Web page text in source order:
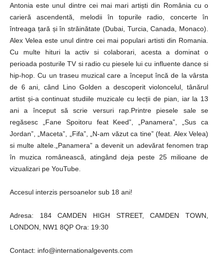
Antonia este unul dintre cei mai mari artiști din România cu o
carieră ascendentă, melodii în topurile radio, concerte în
întreaga țară și în străinătate (Dubai, Turcia, Canada, Monaco).
Alex Velea este unul dintre cei mai populari artisti din Romania.
Cu multe hituri la activ si colaborari, acesta a dominat o
perioada posturile TV si radio cu piesele lui cu influente dance si
hip-hop. Cu un traseu muzical care a început încă de la vârsta
de 6 ani, când Lino Golden a descoperit violoncelul, tânărul
artist și-a continuat studiile muzicale cu lecții de pian, iar la 13
ani a început să scrie versuri rap.Printre piesele sale se
regăsesc „Fane Spoitoru feat Keed”, „Panamera”, „Sus ca
Jordan”, „Maceta”, „Fifa”, „N-am văzut ca tine” (feat. Alex Velea)
si multe altele.„Panamera” a devenit un adevărat fenomen trap
în muzica românească, atingând deja peste 25 milioane de
vizualizari pe YouTube.
Accesul interzis persoanelor sub 18 ani!
Adresa: 184 CAMDEN HIGH STREET, CAMDEN TOWN,
LONDON, NW1 8QP Ora: 19:30
Contact: info@internationalgevents.com